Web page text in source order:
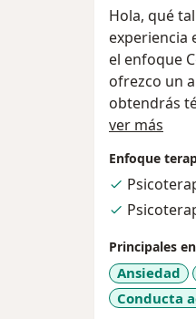
Hola, qué
experiencia en la
el enfoque
ofrezco un
obtendrás
presentan.
ver más
Enfoque
Principales
Ansiedad
Conducta